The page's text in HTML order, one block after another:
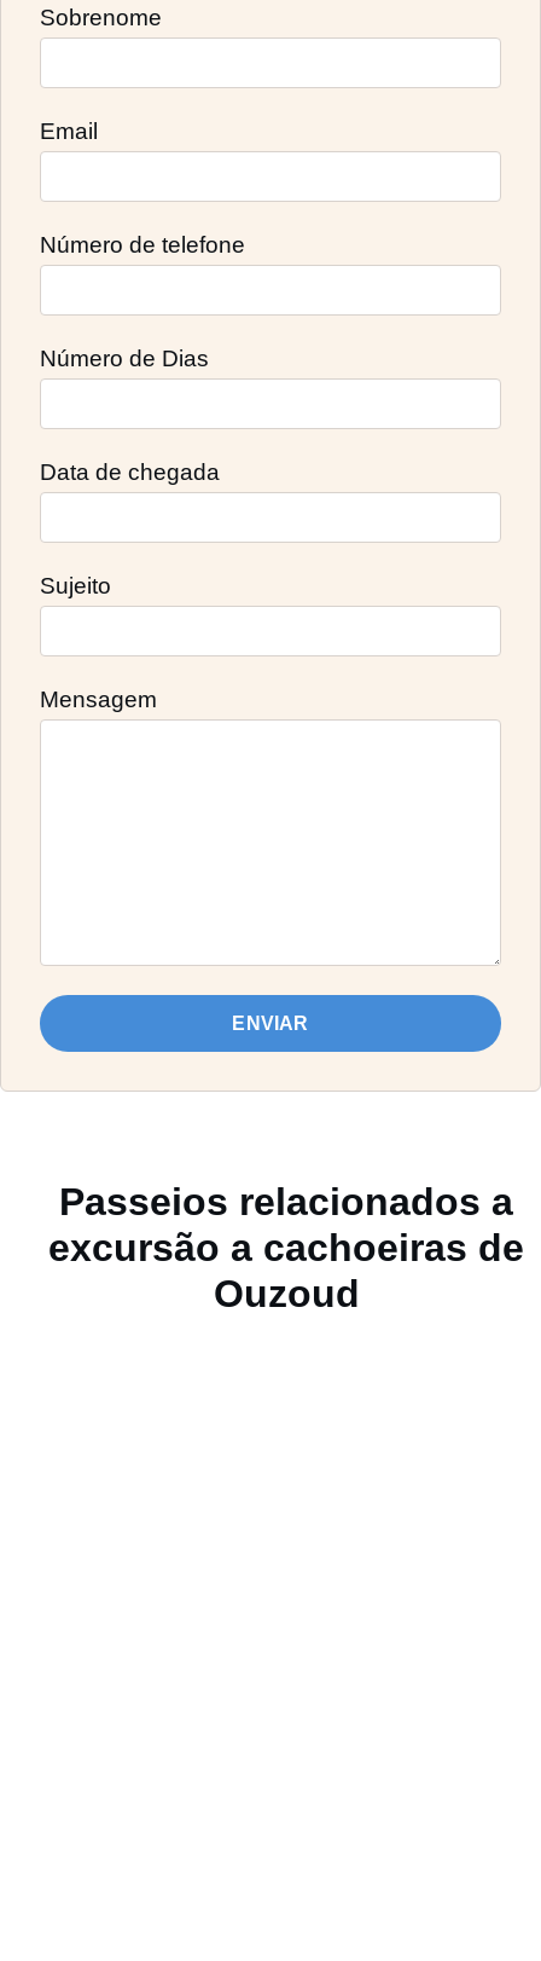
Sobrenome
Email
Número de telefone
Número de Dias
Data de chegada
Sujeito
Mensagem
ENVIAR
Passeios relacionados a
excursão a cachoeiras de
Ouzoud